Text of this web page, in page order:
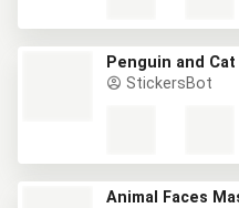
Penguin and Cat
StickersBot
Animal Faces